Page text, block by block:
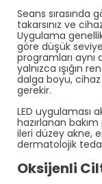
Seans sırasında
takarsınız ve
Uygulama
göre düşük
programları aynı
yalnızca ışığın
dalga boyu,
gerekir.
LED uygulaması
hazırlanan
ileri düzey akne,
dermatolojik
Oksijenli